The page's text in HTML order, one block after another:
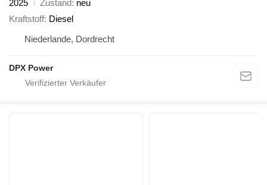
2025
Zustand neu
Kraftstoff Diesel
Niederlande, Dordrecht
DPX Power